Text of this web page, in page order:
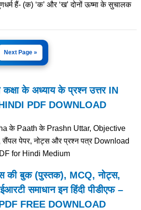
हैं- (क) ‘क’ और ‘ख’ दोनों ऊष्मा के सुचालक
Next Page »
कक्षा के अध्याय के प्रश्न उत्तर IN
PDF DOWNLOAD
के Paath के Prashn Uttar, Objective
पेपर, नोट्स और प्रश्न पत्र Download
for Hindi Medium
की बुक (पुस्तक), MCQ, नोट्स,
समाधान इन हिंदी पीडीएफ –
FREE DOWNLOAD